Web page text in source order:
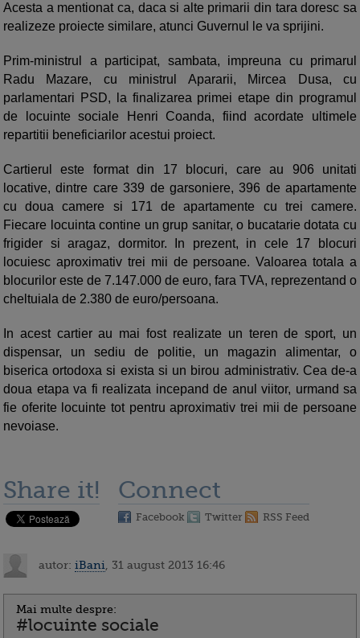
Acesta a mentionat ca, daca si alte primarii din tara doresc sa
realizeze proiecte similare, atunci Guvernul le va sprijini.
Prim-ministrul a participat, sambata, impreuna cu primarul
Radu Mazare, cu ministrul Apararii, Mircea Dusa, cu
parlamentari PSD, la finalizarea primei etape din programul
de locuinte sociale Henri Coanda, fiind acordate ultimele
repartitii beneficiarilor acestui proiect.
Cartierul este format din 17 blocuri, care au 906 unitati
locative, dintre care 339 de garsoniere, 396 de apartamente
cu doua camere si 171 de apartamente cu trei camere.
Fiecare locuinta contine un grup sanitar, o bucatarie dotata cu
frigider si aragaz, dormitor. In prezent, in cele 17 blocuri
locuiesc aproximativ trei mii de persoane. Valoarea totala a
blocurilor este de 7.147.000 de euro, fara TVA, reprezentand o
cheltuiala de 2.380 de euro/persoana.
In acest cartier au mai fost realizate un teren de sport, un
dispensar, un sediu de politie, un magazin alimentar, o
biserica ortodoxa si exista si un birou administrativ. Cea de-a
doua etapa va fi realizata incepand de anul viitor, urmand sa
fie oferite locuinte tot pentru aproximativ trei mii de persoane
nevoiase.
Share it! Connect
Facebook Twitter RSS Feed
autor: iBani , 31 august 2013 16:46
Mai multe despre:
#locuinte sociale